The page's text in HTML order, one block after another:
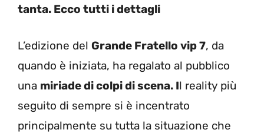
tanta. Ecco tutti i dettagli
L’edizione del Grande Fratello vip 7, da
quando è iniziata, ha regalato al pubblico
una miriade di colpi di scena. Il reality più
seguito di sempre si è incentrato
principalmente su tutta la situazione che